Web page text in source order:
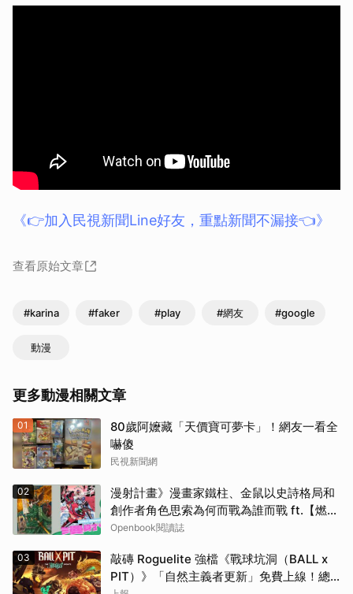
《👉加入民視新聞Line好友，重點新聞不漏接👈》
查看原始文章
#karina #faker #play #網友 #google
動漫
更多動漫相關文章
01
80歲阿嬤藏「天價寶可夢卡」！網友一看全
嚇傻
民視新聞網
02
漫射計畫》漫畫家鐵柱、金鼠以史詩格局和
創作者角色思索為何而戰為誰而戰 ft.【燃燒
熾烈鬥魂】延伸書單
Openbook閱讀誌
03
敲磚 Roguelite 強檔《戰球坑洞（BALL x
PIT）》「自然主義者更新」免費上線！總